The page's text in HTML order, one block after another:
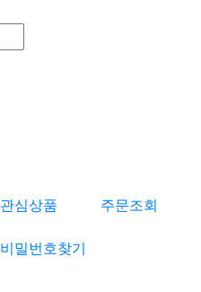
관심상품
주문조회
비밀번호찾기